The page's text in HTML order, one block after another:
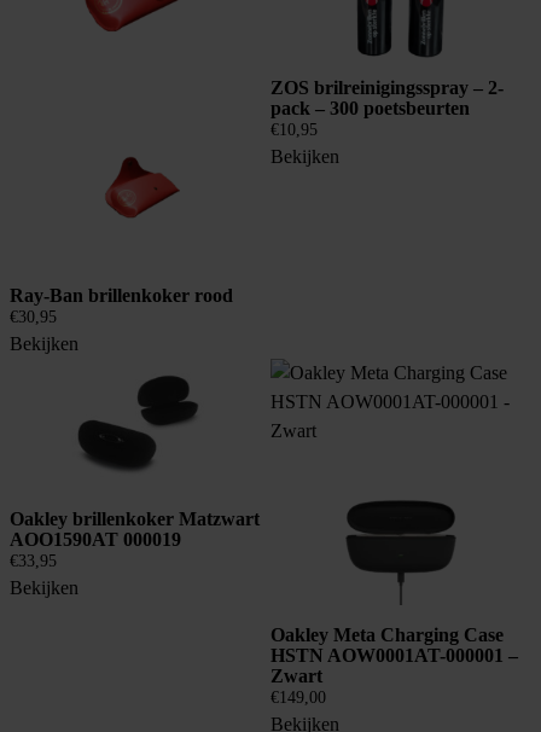
Ray-Ban brillenkoker rood
€30,95
Bekijken
ZOS brilreinigingsspray – 2-
pack – 300 poetsbeurten
€10,95
Bekijken
Oakley brillenkoker Matzwart
AOO1590AT 000019
€33,95
Bekijken
Oakley Meta Charging Case
HSTN AOW0001AT-000001 –
Zwart
€149,00
Bekijken